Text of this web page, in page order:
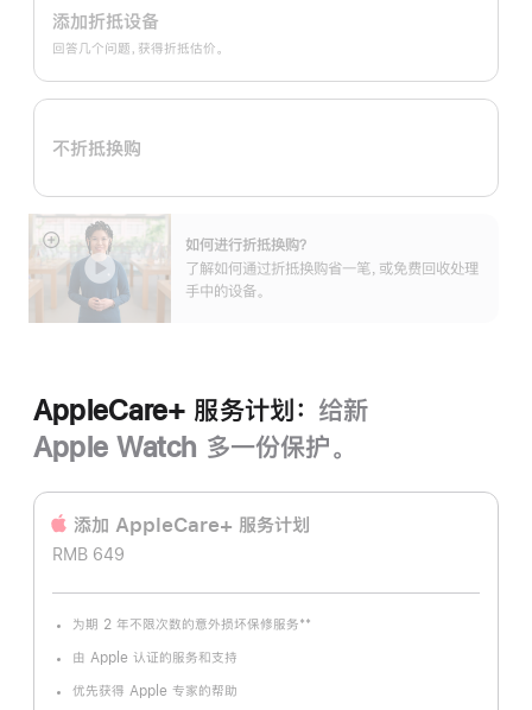
Trade
换
购
划：
添加折抵设备
回答几个问题，获得折抵估价。
不折抵换购
如何进行折抵换购？
了解如何通过折抵换购省一笔，或免费回收处理
手中的设备。
展
AppleCare+ 服务计划： 给新
Apple Watch 多一份保护。
添加 AppleCare+ 服务计‍划
RMB 649
为期 2 年不限次数的意外损坏保修服务
注
**
由 Apple 认证的服务和支持
优先获得 Apple 专家的帮助